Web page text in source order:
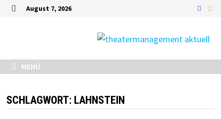
Zurück
August 7, 2026
MENÜ
SCHLAGWORT: LAHNSTEIN